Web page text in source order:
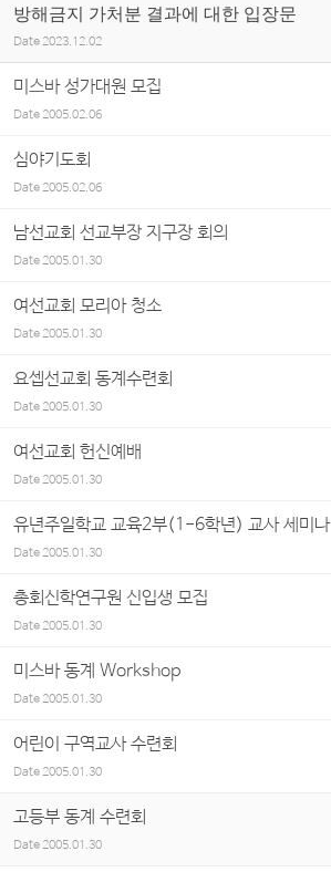
방해금지 가처분 결과에 대한 입장문
Date 2023.12.02
미스바 성가대원 모집
Date2005.02.06
심야기도회
Date2005.02.06
남선교회 선교부장 지구장 회의
Date2005.01.30
여선교회 모리아 청소
Date2005.01.30
요셉선교회 동계수련회
Date2005.01.30
여선교회 헌신예배
Date2005.01.30
유년주일학교 교육2부(1-6학년) 교사 세미나
Date2005.01.30
총회신학연구원 신입생 모집
Date2005.01.30
미스바 동계 Workshop
Date2005.01.30
어린이 구역교사 수련회
Date2005.01.30
고등부 동계 수련회
Date 2005.01.30